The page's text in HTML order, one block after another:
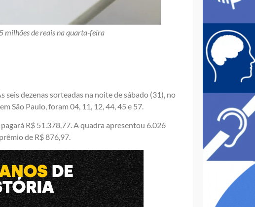
milhões de reais na quarta-feira
seis dezenas sorteadas na noite de sábado (31), no
São Paulo, foram 04, 11, 12, 44, 45 e 57.
R$ 51.378,77. A quadra apresentou 6.026
de R$ 876,97.